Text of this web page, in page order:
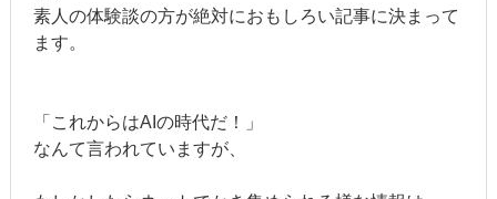
素人の体験談の方が絶対におもしろい記事に決まって
ます。
「これからはAIの時代だ！」
なんて言われていますが、